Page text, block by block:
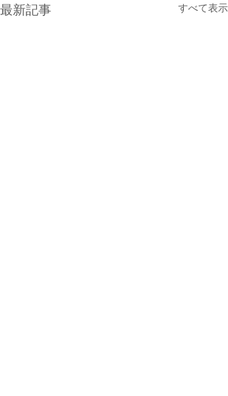
最新記事 すべて表示